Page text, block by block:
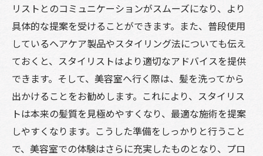
リストとのコミュニケーションがスムーズになり、より
具体的な提案を受けることができます。また、普段使用
しているヘアケア製品やスタイリング法についても伝え
ておくと、スタイリストはより適切なアドバイスを提供
できます。そして、美容室へ行く際は、髪を洗ってから
出かけることをお勧めします。これにより、スタイリス
トは本来の髪質を見極めやすくなり、最適な施術を提案
しやすくなります。こうした準備をしっかりと行うこと
で、美容室での体験はさらに充実したものとなり、プロ